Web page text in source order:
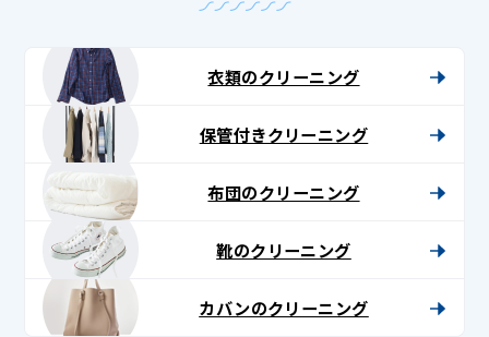
衣類のクリーニング
保管付きクリーニング
布団のクリーニング
靴のクリーニング
カバンのクリーニング